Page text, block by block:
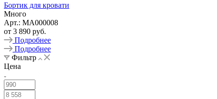
Бортик для кровати
Много
Арт.: MA000008
от 3 890 руб.
Подробнее
Подробнее
Фильтр
Цена